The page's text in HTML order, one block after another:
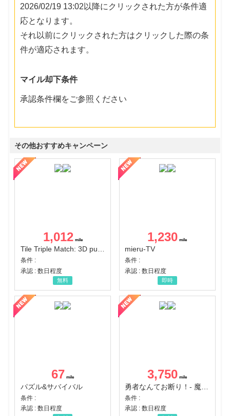
2026/02/19 13:02以降にクリックされた方が条件適
応となります。
それ以前にクリックされた方はクリックした際の条
件が適応されます。
マイル却下条件
承認条件欄をご参照ください
その他おすすめキャンペーン
1,012
Tile Triple Match: 3D puzzle
条件 :
承認 : 数日程度
無料
1,230
mieru-TV
条件 :
承認 : 数日程度
即時
67
パズル&サバイバル
条件 :
承認 : 数日程度
3,750
条件 :
承認 : 数日程度